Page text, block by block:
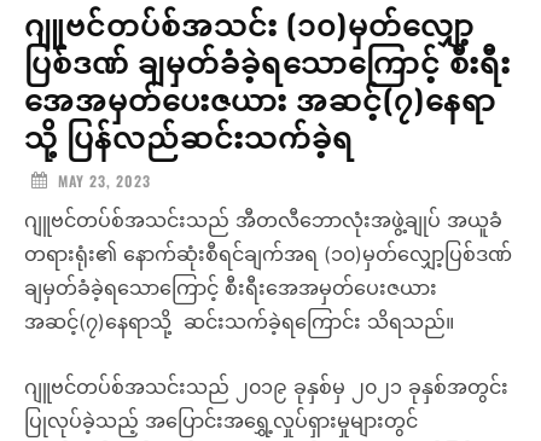
ဂျူဗင်တပ်စ်အသင်း (၁၀)မှတ်လျှော့
ပြစ်ဒဏ် ချမှတ်ခံခဲ့ရသောကြောင့် စီးရီး
အေအမှတ်ပေးဇယား အဆင့်(၇)နေရာ
သို့ ပြန်လည်ဆင်းသက်ခဲ့ရ
MAY 23, 2023
ဂျူဗင်တပ်စ်အသင်းသည် အီတလီဘောလုံးအဖွဲ့ချုပ် အယူခံ
တရားရုံး၏ နောက်ဆုံးစီရင်ချက်အရ (၁၀)မှတ်လျှော့ပြစ်ဒဏ်
ချမှတ်ခံခဲ့ရသောကြောင့် စီးရီးအေအမှတ်ပေးဇယား
အဆင့်(၇)နေရာသို့ ဆင်းသက်ခဲ့ရကြောင်း သိရသည်။
ဂျူဗင်တပ်စ်အသင်းသည် ၂၀၁၉ ခုနှစ်မှ ၂၀၂၁ ခုနှစ်အတွင်း
ပြုလုပ်ခဲ့သည့် အပြောင်းအရွှေ့လှုပ်ရှားမှုများတွင်